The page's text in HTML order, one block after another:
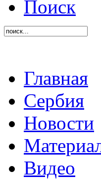
Поиск
Главная
Сербия
Новости
Видео